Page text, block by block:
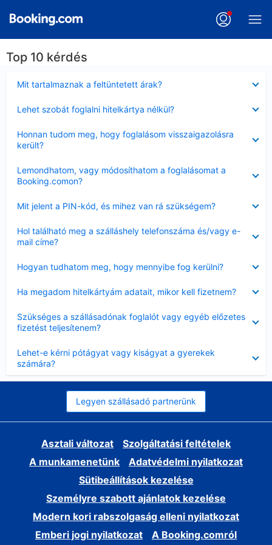
Top 10 kérdés
Mit tartalmaznak a feltüntetett árak?
Lehet szobát foglalni hitelkártya nélkül?
Honnan tudom meg, hogy foglalásom visszaigazolásra
került?
Lemondhatom, vagy módosíthatom a foglalásomat a
Booking.comon?
Mit jelent a PIN-kód, és mihez van rá szükségem?
Hol található meg a szálláshely telefonszáma és/vagy e-
mail címe?
Hogyan tudhatom meg, hogy mennyibe fog kerülni?
Ha megadom hitelkártyám adatait, mikor kell fizetnem?
Szükséges a szállásadónak foglalót vagy egyéb előzetes
fizetést teljesítenem?
Lehet-e kérni pótágyat vagy kiságyat a gyerekek
számára?
Legyen szállásadó partnerünk
Asztali változat
Szolgáltatási feltételek
A munkamenetünk
Adatvédelmi nyilatkozat
Sütibeállítások kezelése
Személyre szabott ajánlatok kezelése
Modern kori rabszolgaság elleni nyilatkozat
Emberi jogi nyilatkozat
A Booking.comról